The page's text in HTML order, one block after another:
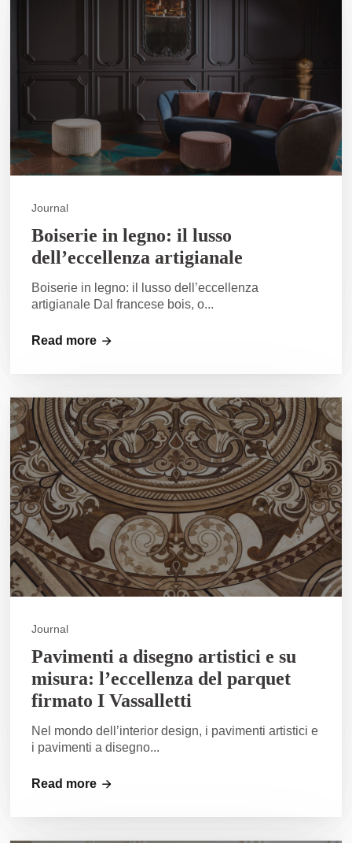
Journal
Boiserie in legno: il lusso
dell’eccellenza artigianale
Boiserie in legno: il lusso dell’eccellenza
artigianale Dal francese bois, o...
Read more
Journal
Pavimenti a disegno artistici e su
misura: l’eccellenza del parquet
firmato I Vassalletti
Nel mondo dell’interior design, i pavimenti artistici e
i pavimenti a disegno...
Read more